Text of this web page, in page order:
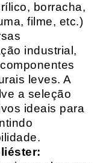
borracha,
filme, etc.)
industrial,
leves. A
a seleção
ideais para